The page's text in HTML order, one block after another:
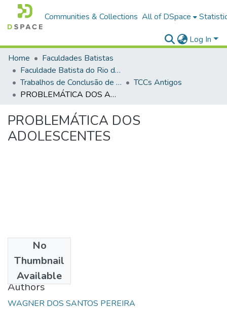
Communities & Collections All of DSpace
Log In
Home
Faculdades Batistas
Faculdade Batista do Rio de Janeiro (FABAT-RJ)
Trabalhos de Conclusão de Curso (TCC)
TCCs Antigos
PROBLEMÁTICA DOS ADOLESCENTES
PROBLEMÁTICA DOS
ADOLESCENTES
No
Thumbnail
Available
1993
Authors
WAGNER DOS SANTOS PEREIRA